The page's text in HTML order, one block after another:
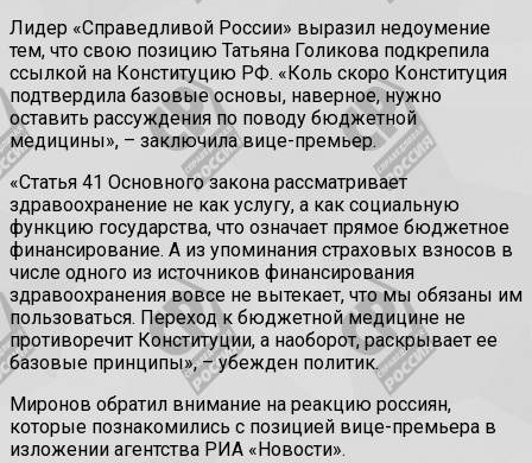
Лидер «Справедливой России» выразил недоумение
тем, что свою позицию Татьяна Голикова подкрепила
ссылкой на Конституцию РФ. «Коль скоро Конституция
подтвердила базовые основы, наверное, нужно
оставить рассуждения по поводу бюджетной
медицины», – заключила вице-премьер.
«Статья 41 Основного закона рассматривает
здравоохранение не как услугу, а как социальную
функцию государства, что означает прямое бюджетное
финансирование. А из упоминания страховых взносов в
числе одного из источников финансирования
здравоохранения вовсе не вытекает, что мы обязаны им
пользоваться. Переход к бюджетной медицине не
противоречит Конституции, а наоборот, раскрывает ее
базовые принципы», – убежден политик.
Миронов обратил внимание на реакцию россиян,
которые познакомились с позицией вице-премьера в
изложении агентства РИА «Новости».